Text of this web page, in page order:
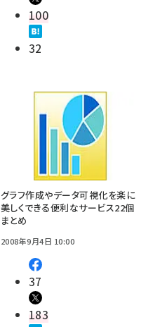
100
32
グラフ作成やデータ可視化を楽に
美しくできる便利なサービス22個
まとめ
2008年9月4日 10:00
37
183